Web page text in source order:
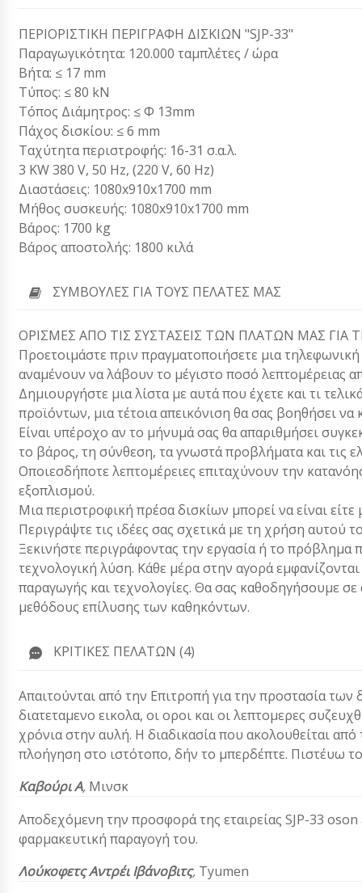
ΠΕΡΙΟΡΙΣΤΙΚΗ ΠΕΡΙΓΡΑΦΗ ΔΙΣΚΙΩΝ "SJP-33"
Παραγωγικότητα: 120.000 ταμπλέτες / ώρα
Βήτα: ≤ 17 mm
Τύπος: ≤ 80 kN
Τόπος Διάμητρος: ≤ Φ 13mm
Πάχος δισκίου: ≤ 6 mm
Ταχύτητα περιστροφής: 16-31 σ.α.λ.
3 KW 380 V, 50 Hz, (220 V, 60 Hz)
Διαστάσεις: 1080x910x1700 mm
Μήθος συσκευής: 1080x910x1700 mm
Βάρος: 1700 kg
Βάρος αποστολής: 1800 κιλά
ΣΥΜΒΟΥΛΈΣ ΓΙΑ ΤΟΥΣ ΠΕΛΆΤΕΣ ΜΑΣ
ΟΡΙΣΜΕΣ ΑΠΟ ΤΙΣ ΣΥΣΤΑΣΕΙΣ ΤΩΝ ΠΛΑΤΩΝ ΜΑΣ ΓΙΑ
Προετοιμάστε πριν πραγματοποιήσετε μια
αναμένουν να λάβουν το μέγιστο ποσό λεπτομέρειας
Δημιουργήστε μια λίστα με αυτά που έχετε και τι
προϊόντων, μια τέτοια απεικόνιση θα σας βοηθήσει να
Είναι υπέροχο αν το μήνυμά σας θα απαριθμήσει
το βάρος, τη σύνθεση, τα γνωστά προβλήματα και τις
Οποιεσδήποτε λεπτομέρειες επιταχύνουν την
εξοπλισμού.
Μια περιστροφική πρέσα δισκίων μπορεί να είναι
Περιγράψτε τις ιδέες σας σχετικά με τη χρήση αυτού
Ξεκινήστε περιγράφοντας την εργασία ή το
τεχνολογική λύση. Κάθε μέρα στην αγορά
παραγωγής και τεχνολογίες. Θα σας καθοδηγήσουμε
μεθόδους επίλυσης των καθηκόντων.
ΚΡΙΤΙΚΈΣ ΠΕΛΑΤΏΝ (4)
Απαιτούνται από την Επιτροπή για την προστασία
διατεταμενο εικολα, οι οροι και οι λεπτομερες
χρόνια στην αυλή. Η διαδικασία που ακολουθείται
πλοήγηση στο ιστότοπο, δήν το μπερδέπτε. Πιστέυω
Καβούρι Α, Μινσκ
Αποδεχόμενη την προσφορά της εταιρείας SJP-33
φαρμακευτική παραγoγή του.
Λούκοφετς Αντρέι Ιβάνοβιτς, Τyumen